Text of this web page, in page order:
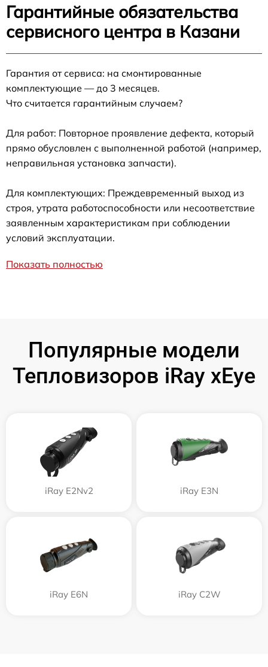
Гарантийные обязательства
сервисного центра в Казани
Гарантия от сервиса: на смонтированные
комплектующие — до 3 месяцев.
Что считается гарантийным случаем?
Для работ: Повторное проявление дефекта, который
прямо обусловлен с выполненной работой (например,
неправильная установка запчасти).
Для комплектующих: Преждевременный выход из
строя, утрата работоспособности или несоответствие
заявленным характеристикам при соблюдении
условий эксплуатации.
Показать полностью
Популярные модели
Тепловизоров iRay xEye
iRay E2Nv2 iRay E3N
iRay E6N iRay C2W